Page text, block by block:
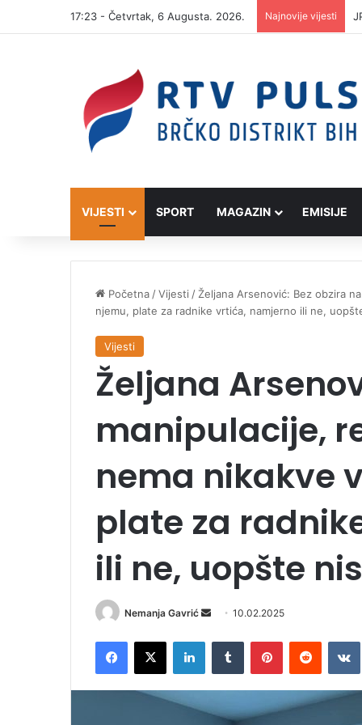
17:23 - Četvrtak, 6 Augusta. 2026. Najnovije vijesti
VIJESTI SPORT MAGAZIN EMISIJE
Početna /Vijesti / Željana Arsenović: Bez obzira
njemu, plate za radnike vrtića, namjerno ili ne,
Vijesti
Željana
manipulacije,
nema nikakve
plate za
ili ne, uopšte
Nemanja Gavrić
d
a
n
10.02.2025